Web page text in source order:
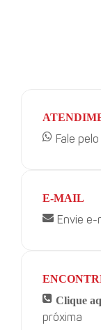
Fale pelo
E-MAIL
Envie e-
Clique
próxima